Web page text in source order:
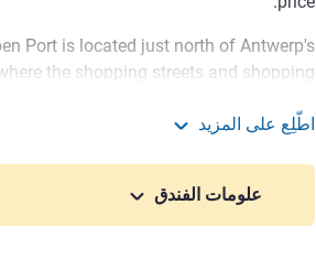
Port is located just north of Antwerp's
the shopping streets and shopping
one of such as the Diamond Museum,
at the city's beautiful illustrated walls.
اطّلِع على المزيد
علومات الفندق